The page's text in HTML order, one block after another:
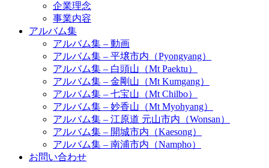
企業理念
事業内容
アルバム集
アルバム集 – 動画
アルバム集 – 平壌市内（Pyongyang）
アルバム集 – 白頭山（Mt Paektu）
アルバム集 – 金剛山（Mt Kumgang）
アルバム集 – 七宝山（Mt Chilbo）
アルバム集 – 妙香山（Mt Myohyang）
アルバム集 – 江原道 元山市内（Wonsan）
アルバム集 – 開城市内（Kaesong）
アルバム集 – 南浦市内（Nampho）
お問い合わせ